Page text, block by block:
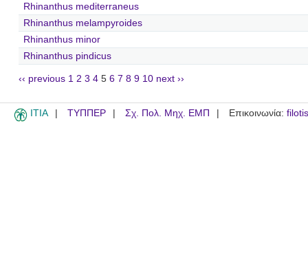
Rhinanthus mediterraneus
Rhinanthus melampyroides
Rhinanthus minor
Rhinanthus pindicus
‹‹ previous 1 2 3 4 5 6 7 8 9 10 next ››
ITIA ΤΥΠΠΕΡ Σχ. Πολ. Μηχ. ΕΜΠ Επικοινωνία: